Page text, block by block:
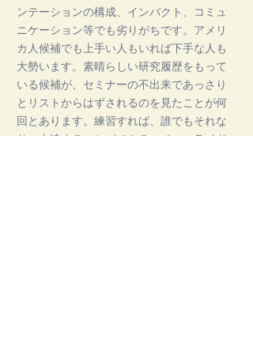
ンテーションの構成、インパクト、コミュ
ニケーション等でも劣りがちです。アメリ
カ人候補でも上手い人もいれば下手な人も
大勢います。素晴らしい研究履歴をもって
いる候補が、セミナーの不出来であっさり
とリストからはずされるのを見たことが何
回とあります。練習すれば、誰でもそれな
りに上達することができるので、スライド